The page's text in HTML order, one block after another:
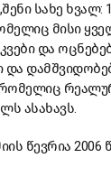
სახე ხვალ:
მისი
და
ასახავს.
წევრია